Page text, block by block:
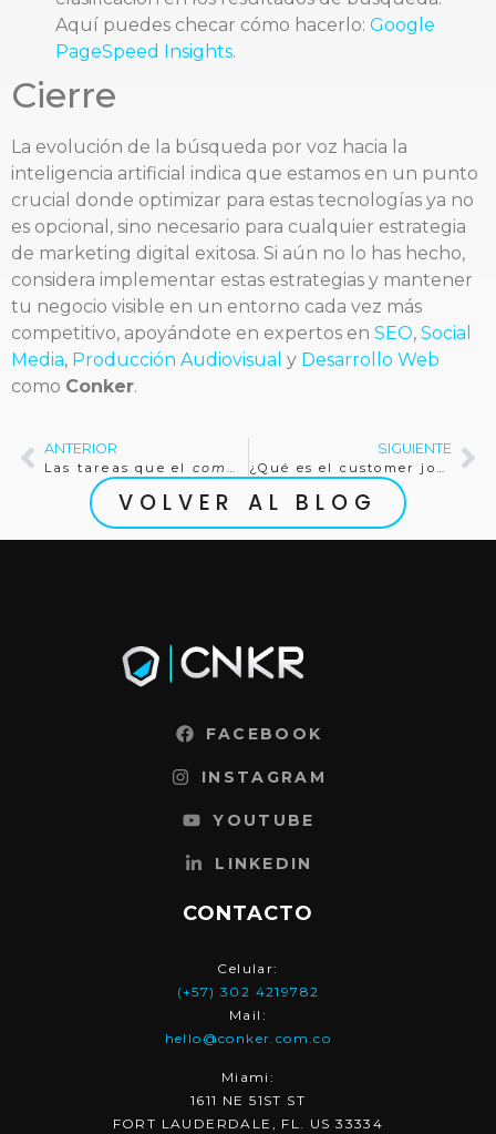
Aquí puedes checar cómo hacerlo: Google
PageSpeed Insights.
Cierre
La evolución de la búsqueda por voz hacia la
inteligencia artificial indica que estamos en un punto
crucial donde optimizar para estas tecnologías ya no
es opcional, sino necesario para cualquier estrategia
de marketing digital exitosa. Si aún no lo has hecho,
considera implementar estas estrategias y mantener
tu negocio visible en un entorno cada vez más
competitivo, apoyándote en expertos en SEO, Social
Media, Producción Audiovisual y Desarrollo Web
como Conker.
ANTERIOR
Las tareas que el community manager no puede
SIGUIENTE
¿Qué es el customer journey?
VOLVER AL BLOG
FACEBOOK
INSTAGRAM
YOUTUBE
LINKEDIN
CONTACTO
Celular:
(+57) 302 4219782
Mail:
hello@conker.com.co
Miami:
1611 NE 51ST ST
FORT LAUDERDALE, FL. US 33334